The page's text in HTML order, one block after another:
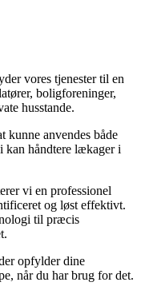
vores tjenester til en
boligforeninger,
husstande.
kunne anvendes både
kan håndtere lækager i
vi en professionel
og løst effektivt.
til præcis
opfylder dine
når du har brug for det.